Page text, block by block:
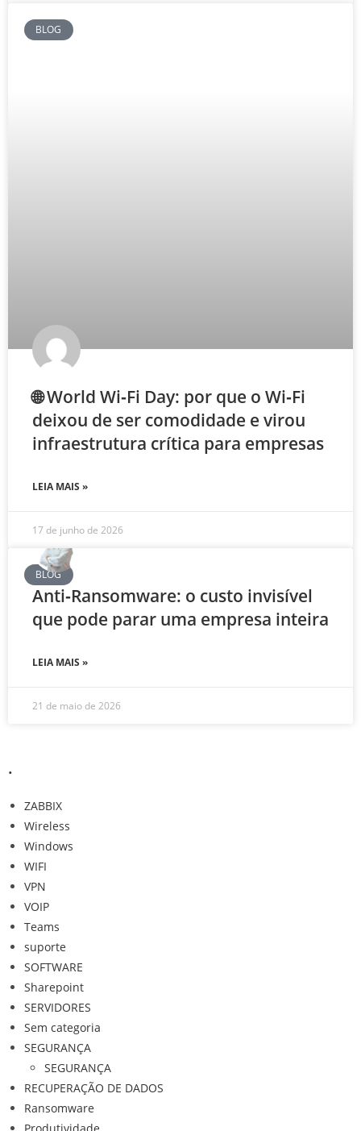
BLOG
🌐 World Wi‑Fi Day: por que o Wi‑Fi
deixou de ser comodidade e virou
infraestrutura crítica para empresas
LEIA MAIS »
17 de junho de 2026
BLOG
Anti‑Ransomware: o custo invisível
que pode parar uma empresa inteira
LEIA MAIS »
21 de maio de 2026
.
ZABBIX
Wireless
Windows
WIFI
VPN
VOIP
Teams
suporte
SOFTWARE
Sharepoint
SERVIDORES
Sem categoria
SEGURANÇA
SEGURANÇA
RECUPERAÇÃO DE DADOS
Ransomware